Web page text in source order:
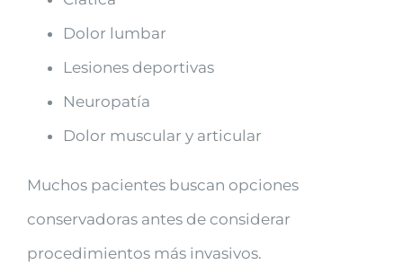
Dolor lumbar
Lesiones deportivas
Neuropatía
Dolor muscular y articular
Muchos pacientes buscan opciones
conservadoras antes de considerar
procedimientos más invasivos.